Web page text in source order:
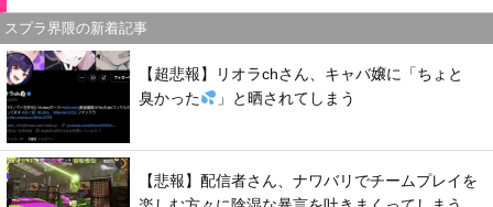
スプラ界隈の新着記事
【超悲報】リオラchさん、キャバ嬢に「ちょと
臭かった
」と晒されてしまう
【悲報】配信者さん、ナワバリでチームプレイを